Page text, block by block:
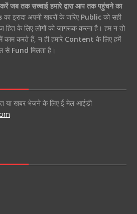
तक सच्चाई हमारे द्वारा आप तक पहुंचने का
का इरादा अपनी खबरों के जरिए Publicको सही
के लिए लोगों को जागरूक करना है। हम न तो
काम करते हैं, न ही हमारे Content के लिए हमें
से Fund मिलता है।
या खबर भेजने के लिए ई मेल आईडी